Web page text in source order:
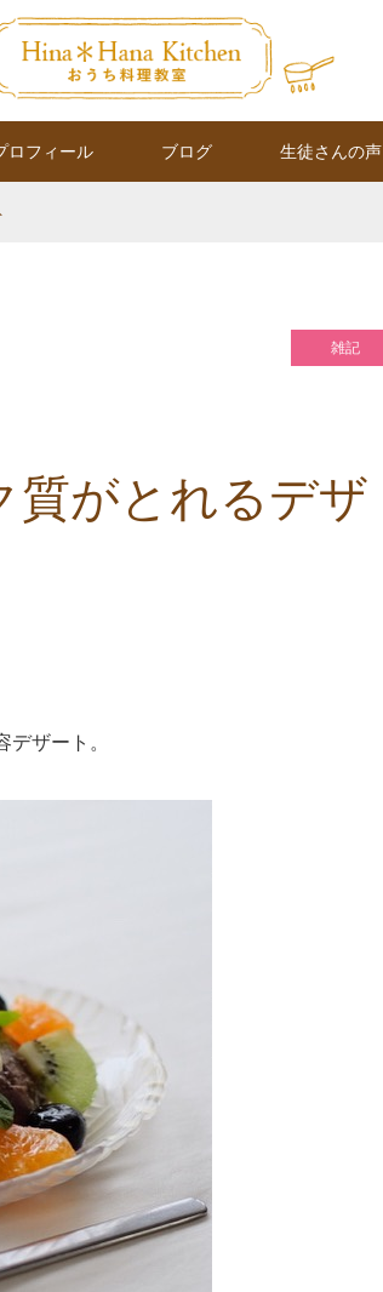
ロフィール ブログ 生徒さんの声
雑記
質がとれるデザ
ザート。